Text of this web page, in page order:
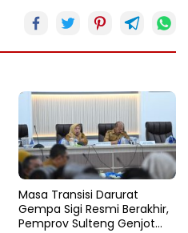
Masa Transisi Darurat
Gempa Sigi Resmi Berakhir,
Pemprov Sulteng Genjot